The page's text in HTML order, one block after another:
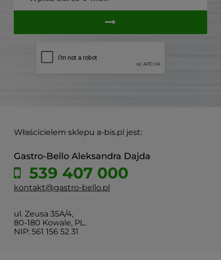
Właścicielem sklepu a-bis.pl jest:
Gastro-Bello Aleksandra Dajda
539 407 000
kontakt@gastro-bello.pl
ul. Zeusa 35A/4,
80-180 Kowale, PL.
NIP: 561 156 52 31